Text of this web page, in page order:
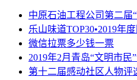
中原石油工程公司第二届
乐山味道TOP30•2019年
微信拉票多少钱一票
2019年2月青岛“文明市民
第十二届感动社区人物评